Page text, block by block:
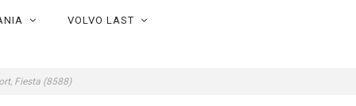
VOLVO LAST
Fiesta (8588)